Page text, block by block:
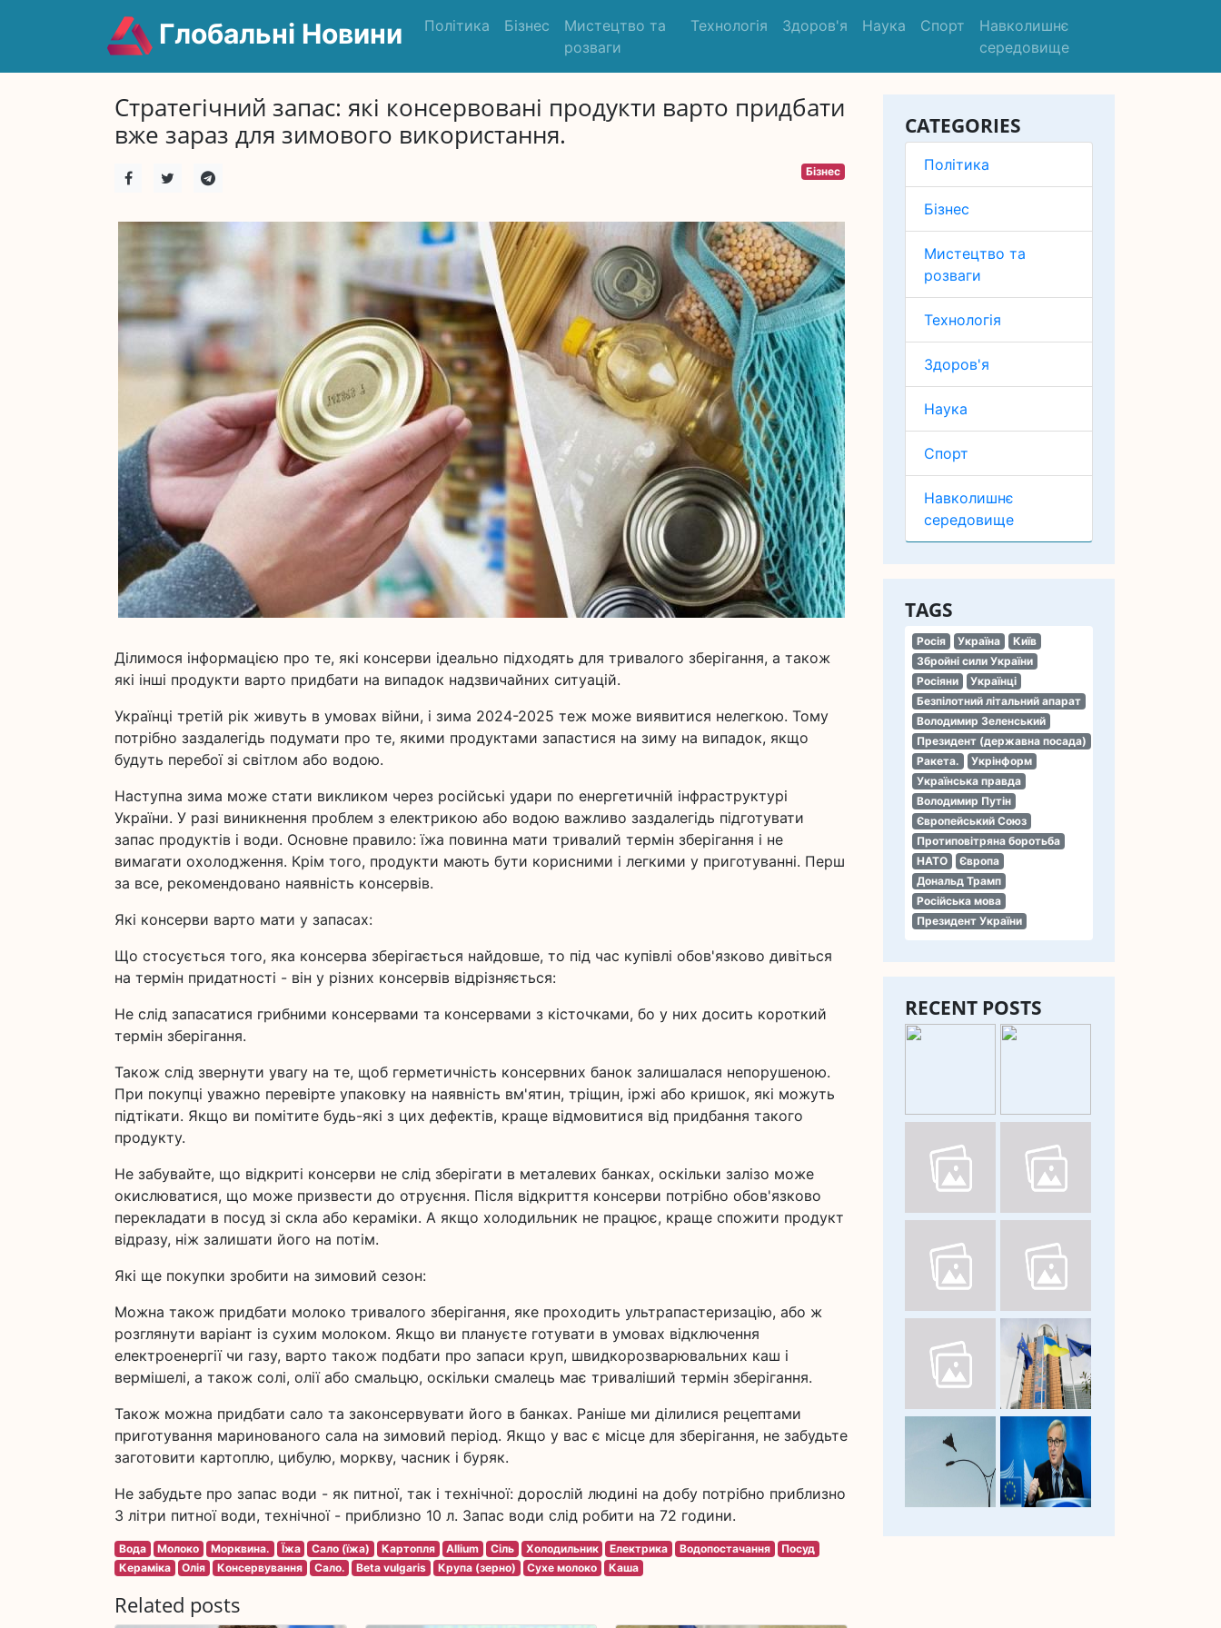
Глобальні Новини Політика Бізнес
Мистецтво та
розваги
Технологія Здоров'я Наука Спорт
Навколишнє
середовище
CATEGORIES
Політика
Бізнес
Мистецтво та
розваги
Технологія
Здоров'я
Наука
Спорт
Навколишнє
середовище
TAGS
Росія Україна
Київ
Збройні сили України
Росіяни
Українці
Безпілотний літальний апарат
Володимир Зеленський
Президент (державна посада)
Ракета.
Укрінформ
Українська правда
Володимир Путін
Європейський Союз
Протиповітряна боротьба
НАТО
Європа
Дональд Трамп
Російська мова
Президент України
RECENT POSTS
Стратегічний запас: які консервовані продукти варто придбати
вже зараз для зимового використання.
Бізнес
Ділимося інформацією про те, які консерви ідеально підходять для тривалого зберігання, а також
які інші продукти варто придбати на випадок надзвичайних ситуацій.
Українці третій рік живуть в умовах війни, і зима 2024-2025 теж може виявитися нелегкою. Тому
потрібно заздалегідь подумати про те, якими продуктами запастися на зиму на випадок, якщо
будуть перебої зі світлом або водою.
Наступна зима може стати викликом через російські удари по енергетичній інфраструктурі
України. У разі виникнення проблем з електрикою або водою важливо заздалегідь підготувати
запас продуктів і води. Основне правило: їжа повинна мати тривалий термін зберігання і не
вимагати охолодження. Крім того, продукти мають бути корисними і легкими у приготуванні. Перш
за все, рекомендовано наявність консервів.
Які консерви варто мати у запасах:
Що стосується того, яка консерва зберігається найдовше, то під час купівлі обов'язково дивіться
на термін придатності - він у різних консервів відрізняється:
Не слід запасатися грибними консервами та консервами з кісточками, бо у них досить короткий
термін зберігання.
Також слід звернути увагу на те, щоб герметичність консервних банок залишалася непорушеною.
При покупці уважно перевірте упаковку на наявність вм'ятин, тріщин, іржі або кришок, які можуть
підтікати. Якщо ви помітите будь-які з цих дефектів, краще відмовитися від придбання такого
продукту.
Не забувайте, що відкриті консерви не слід зберігати в металевих банках, оскільки залізо може
окислюватися, що може призвести до отруєння. Після відкриття консерви потрібно обов'язково
перекладати в посуд зі скла або кераміки. А якщо холодильник не працює, краще спожити продукт
відразу, ніж залишати його на потім.
Які ще покупки зробити на зимовий сезон:
Можна також придбати молоко тривалого зберігання, яке проходить ультрапастеризацію, або ж
розглянути варіант із сухим молоком. Якщо ви плануєте готувати в умовах відключення
електроенергії чи газу, варто також подбати про запаси круп, швидкорозварювальних каш і
вермішелі, а також солі, олії або смальцю, оскільки смалець має триваліший термін зберігання.
Також можна придбати сало та законсервувати його в банках. Раніше ми ділилися рецептами
приготування маринованого сала на зимовий період. Якщо у вас є місце для зберігання, не забудьте
заготовити картоплю, цибулю, моркву, часник і буряк.
Не забудьте про запас води - як питної, так і технічної: дорослій людині на добу потрібно приблизно
3 літри питної води, технічної - приблизно 10 л. Запас води слід робити на 72 години.
Вода Молоко Морквина. Їжа Сало (їжа) Картопля Allium Сіль Холодильник Електрика Водопостачання
Посуд
Кераміка
Олія Консервування Сало. Beta vulgaris Крупа (зерно) Сухе молоко Каша
Related posts